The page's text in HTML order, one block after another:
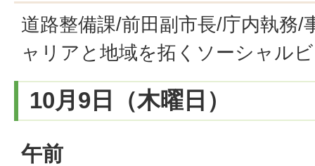
道路整備課/前田副市長/庁内執務/
ャリアと地域を拓くソーシャル
10月9日（木曜日）
午前